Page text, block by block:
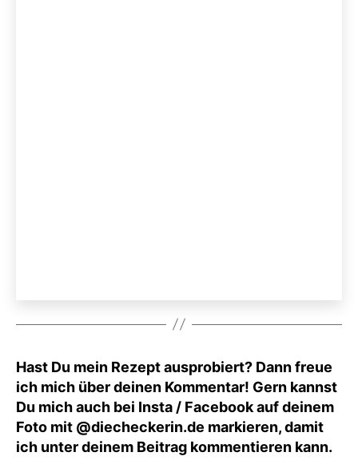
Hast Du mein Rezept ausprobiert? Dann freue
ich mich über deinen Kommentar! Gern kannst
Du mich auch bei Insta / Facebook auf deinem
Foto mit @diecheckerin.de markieren, damit
ich unter deinem Beitrag kommentieren kann.